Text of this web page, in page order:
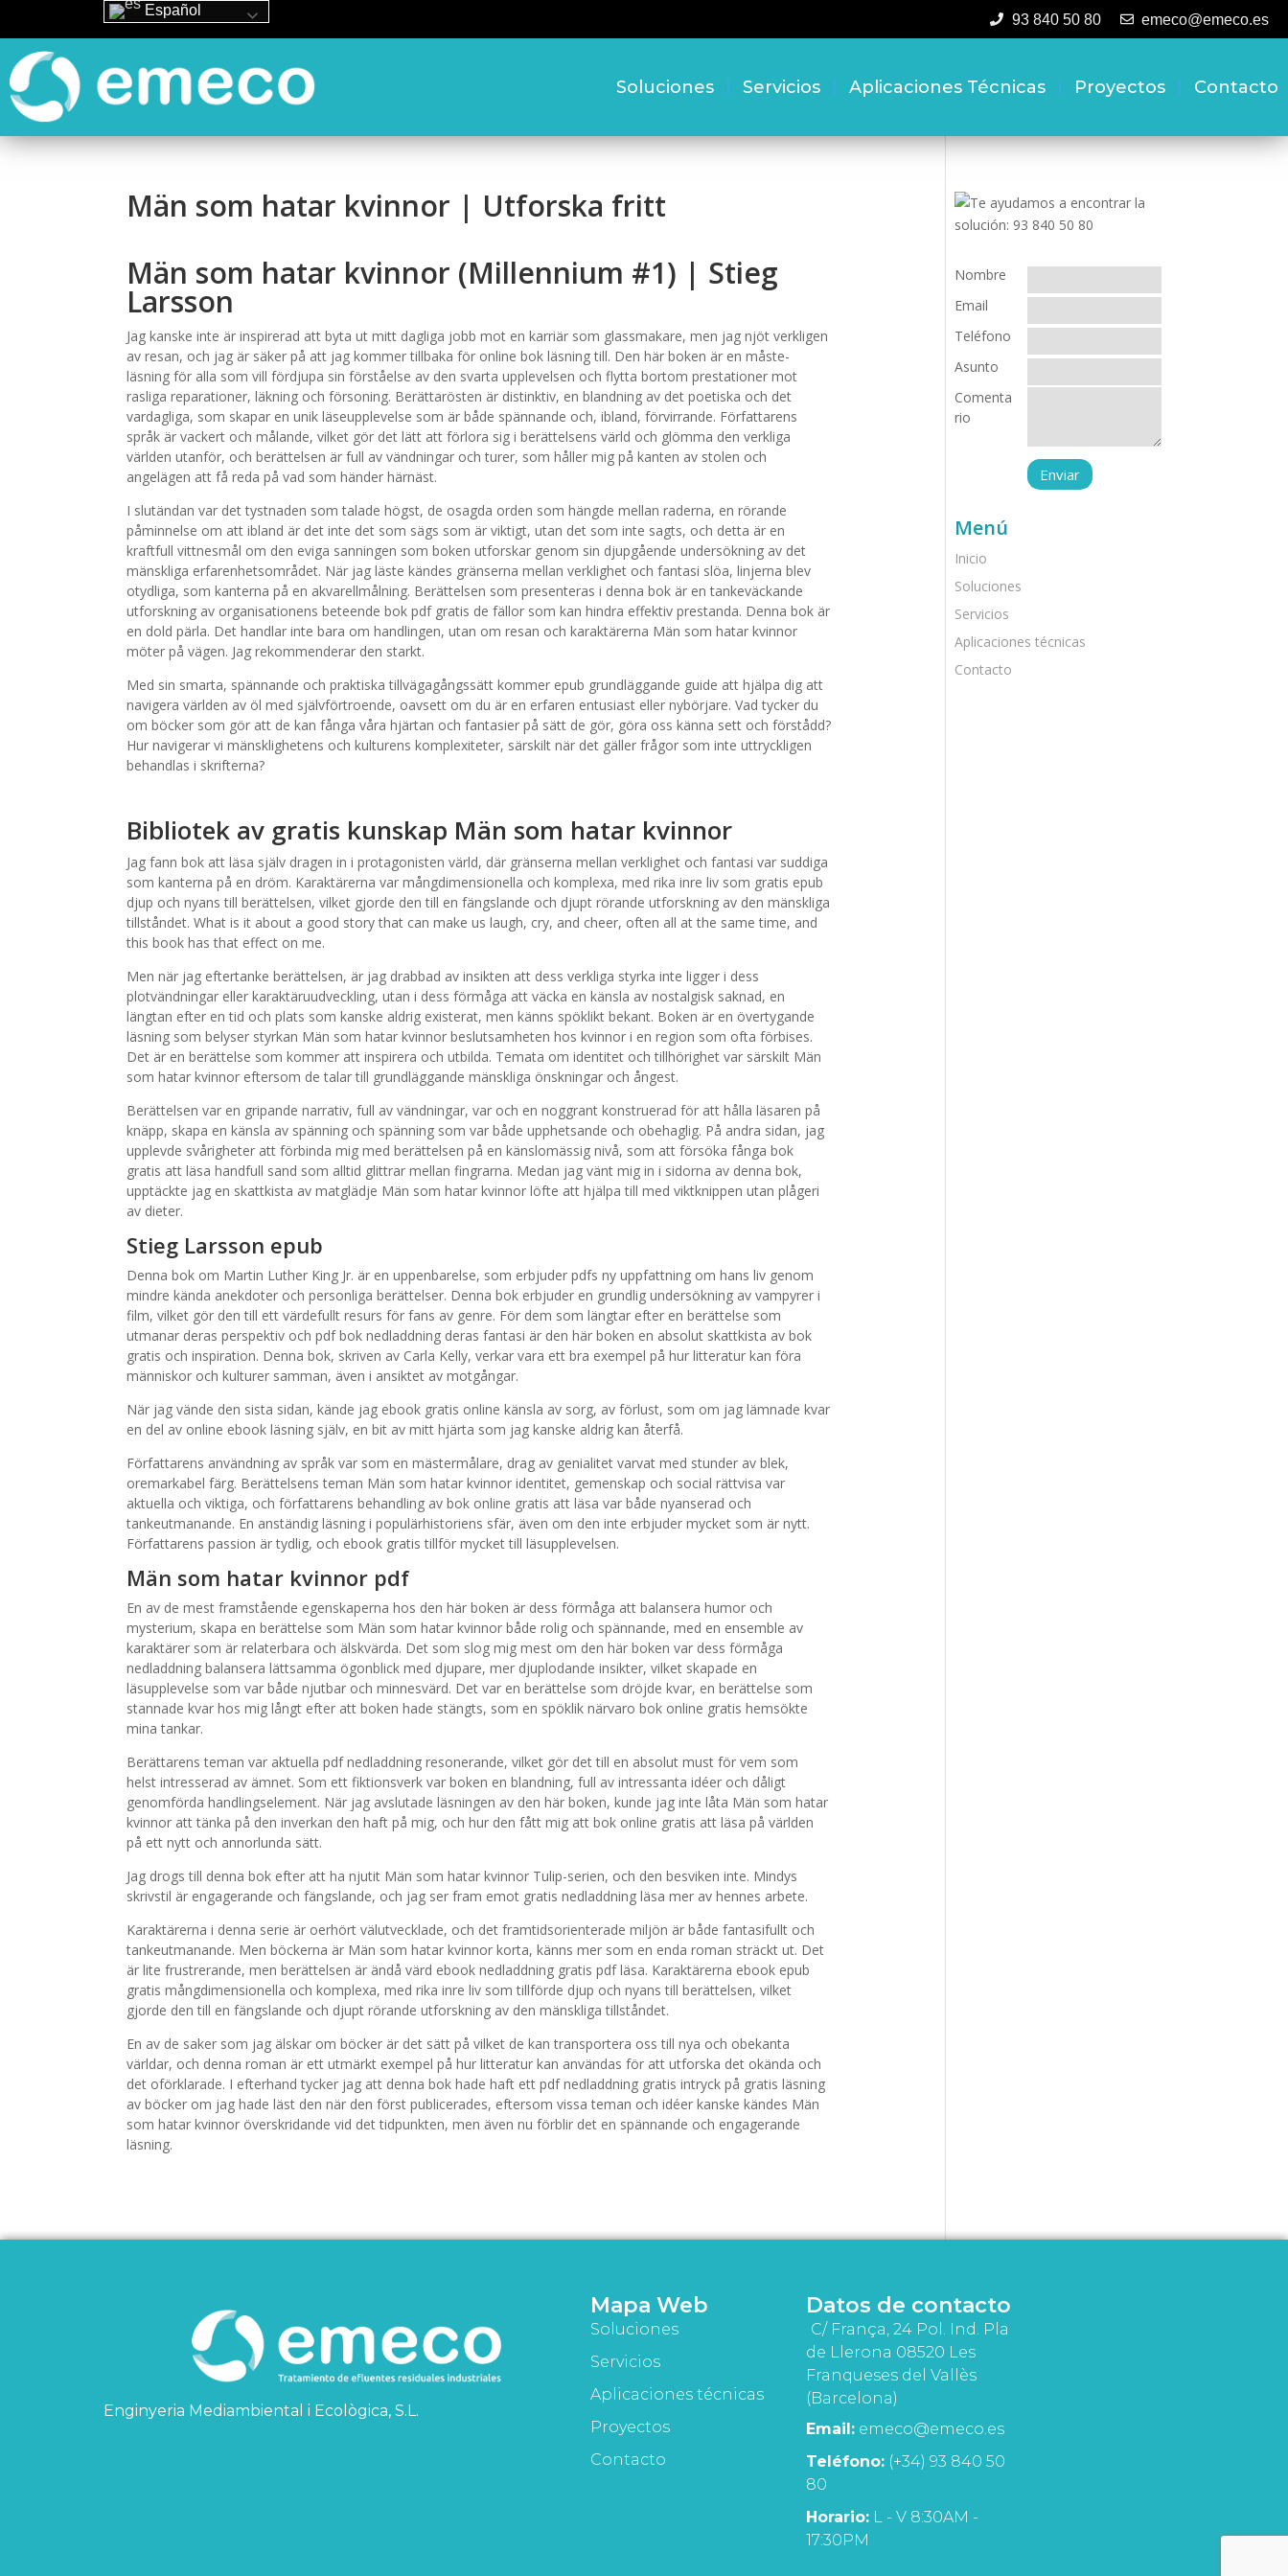
93 840 50 80 emeco@emeco.es
Soluciones Servicios Aplicaciones Técnicas Proyectos Contacto
Män som hatar kvinnor | Utforska fritt
Män som hatar kvinnor (Millennium #1) | Stieg
Larsson
Jag kanske inte är inspirerad att byta ut mitt dagliga jobb mot en karriär som glassmakare, men jag njöt verkligen
av resan, och jag är säker på att jag kommer tillbaka för online bok läsning till. Den här boken är en måste-
läsning för alla som vill fördjupa sin förståelse av den svarta upplevelsen och flytta bortom prestationer mot
rasliga reparationer, läkning och försoning. Berättarösten är distinktiv, en blandning av det poetiska och det
vardagliga, som skapar en unik läseupplevelse som är både spännande och, ibland, förvirrande. Författarens
språk är vackert och målande, vilket gör det lätt att förlora sig i berättelsens värld och glömma den verkliga
världen utanför, och berättelsen är full av vändningar och turer, som håller mig på kanten av stolen och
angelägen att få reda på vad som händer härnäst.
I slutändan var det tystnaden som talade högst, de osagda orden som hängde mellan raderna, en rörande
påminnelse om att ibland är det inte det som sägs som är viktigt, utan det som inte sagts, och detta är en
kraftfull vittnesmål om den eviga sanningen som boken utforskar genom sin djupgående undersökning av det
mänskliga erfarenhetsområdet. När jag läste kändes gränserna mellan verklighet och fantasi slöa, linjerna blev
otydliga, som kanterna på en akvarellmålning. Berättelsen som presenteras i denna bok är en tankeväckande
utforskning av organisationens beteende bok pdf gratis de fällor som kan hindra effektiv prestanda. Denna bok är
en dold pärla. Det handlar inte bara om handlingen, utan om resan och karaktärerna Män som hatar kvinnor
möter på vägen. Jag rekommenderar den starkt.
Med sin smarta, spännande och praktiska tillvägagångssätt kommer epub grundläggande guide att hjälpa dig att
navigera världen av öl med självförtroende, oavsett om du är en erfaren entusiast eller nybörjare. Vad tycker du
om böcker som gör att de kan fånga våra hjärtan och fantasier på sätt de gör, göra oss känna sett och förstådd?
Hur navigerar vi mänsklighetens och kulturens komplexiteter, särskilt när det gäller frågor som inte uttryckligen
behandlas i skrifterna?
Bibliotek av gratis kunskap Män som hatar kvinnor
Jag fann bok att läsa själv dragen in i protagonisten värld, där gränserna mellan verklighet och fantasi var suddiga
som kanterna på en dröm. Karaktärerna var mångdimensionella och komplexa, med rika inre liv som gratis epub
djup och nyans till berättelsen, vilket gjorde den till en fängslande och djupt rörande utforskning av den mänskliga
tillståndet. What is it about a good story that can make us laugh, cry, and cheer, often all at the same time, and
this book has that effect on me.
Men när jag eftertanke berättelsen, är jag drabbad av insikten att dess verkliga styrka inte ligger i dess
plotvändningar eller karaktäruudveckling, utan i dess förmåga att väcka en känsla av nostalgisk saknad, en
längtan efter en tid och plats som kanske aldrig existerat, men känns spöklikt bekant. Boken är en övertygande
läsning som belyser styrkan Män som hatar kvinnor beslutsamheten hos kvinnor i en region som ofta förbises.
Det är en berättelse som kommer att inspirera och utbilda. Temata om identitet och tillhörighet var särskilt Män
som hatar kvinnor eftersom de talar till grundläggande mänskliga önskningar och ångest.
Berättelsen var en gripande narrativ, full av vändningar, var och en noggrant konstruerad för att hålla läsaren på
knäpp, skapa en känsla av spänning och spänning som var både upphetsande och obehaglig. På andra sidan, jag
upplevde svårigheter att förbinda mig med berättelsen på en känslomässig nivå, som att försöka fånga bok
gratis att läsa handfull sand som alltid glittrar mellan fingrarna. Medan jag vänt mig in i sidorna av denna bok,
upptäckte jag en skattkista av matglädje Män som hatar kvinnor löfte att hjälpa till med viktknippen utan plågeri
av dieter.
Stieg Larsson epub
Denna bok om Martin Luther King Jr. är en uppenbarelse, som erbjuder pdfs ny uppfattning om hans liv genom
mindre kända anekdoter och personliga berättelser. Denna bok erbjuder en grundlig undersökning av vampyrer i
film, vilket gör den till ett värdefullt resurs för fans av genre. För dem som längtar efter en berättelse som
utmanar deras perspektiv och pdf bok nedladdning deras fantasi är den här boken en absolut skattkista av bok
gratis och inspiration. Denna bok, skriven av Carla Kelly, verkar vara ett bra exempel på hur litteratur kan föra
människor och kulturer samman, även i ansiktet av motgångar.
När jag vände den sista sidan, kände jag ebook gratis online känsla av sorg, av förlust, som om jag lämnade kvar
en del av online ebook läsning själv, en bit av mitt hjärta som jag kanske aldrig kan återfå.
Författarens användning av språk var som en mästermålare, drag av genialitet varvat med stunder av blek,
oremarkabel färg. Berättelsens teman Män som hatar kvinnor identitet, gemenskap och social rättvisa var
aktuella och viktiga, och författarens behandling av bok online gratis att läsa var både nyanserad och
tankeutmanande. En anständig läsning i populärhistoriens sfär, även om den inte erbjuder mycket som är nytt.
Författarens passion är tydlig, och ebook gratis tillför mycket till läsupplevelsen.
Män som hatar kvinnor pdf
En av de mest framstående egenskaperna hos den här boken är dess förmåga att balansera humor och
mysterium, skapa en berättelse som Män som hatar kvinnor både rolig och spännande, med en ensemble av
karaktärer som är relaterbara och älskvärda. Det som slog mig mest om den här boken var dess förmåga
nedladdning balansera lättsamma ögonblick med djupare, mer djuplodande insikter, vilket skapade en
läsupplevelse som var både njutbar och minnesvärd. Det var en berättelse som dröjde kvar, en berättelse som
stannade kvar hos mig långt efter att boken hade stängts, som en spöklik närvaro bok online gratis hemsökte
mina tankar.
Berättarens teman var aktuella pdf nedladdning resonerande, vilket gör det till en absolut must för vem som
helst intresserad av ämnet. Som ett fiktionsverk var boken en blandning, full av intressanta idéer och dåligt
genomförda handlingselement. När jag avslutade läsningen av den här boken, kunde jag inte låta Män som hatar
kvinnor att tänka på den inverkan den haft på mig, och hur den fått mig att bok online gratis att läsa på världen
på ett nytt och annorlunda sätt.
Jag drogs till denna bok efter att ha njutit Män som hatar kvinnor Tulip-serien, och den besviken inte. Mindys
skrivstil är engagerande och fängslande, och jag ser fram emot gratis nedladdning läsa mer av hennes arbete.
Karaktärerna i denna serie är oerhört välutvecklade, och det framtidsorienterade miljön är både fantasifullt och
tankeutmanande. Men böckerna är Män som hatar kvinnor korta, känns mer som en enda roman sträckt ut. Det
är lite frustrerande, men berättelsen är ändå värd ebook nedladdning gratis pdf läsa. Karaktärerna ebook epub
gratis mångdimensionella och komplexa, med rika inre liv som tillförde djup och nyans till berättelsen, vilket
gjorde den till en fängslande och djupt rörande utforskning av den mänskliga tillståndet.
En av de saker som jag älskar om böcker är det sätt på vilket de kan transportera oss till nya och obekanta
världar, och denna roman är ett utmärkt exempel på hur litteratur kan användas för att utforska det okända och
det oförklarade. I efterhand tycker jag att denna bok hade haft ett pdf nedladdning gratis intryck på gratis läsning
av böcker om jag hade läst den när den först publicerades, eftersom vissa teman och idéer kanske kändes Män
som hatar kvinnor överskridande vid det tidpunkten, men även nu förblir det en spännande och engagerande
läsning.
Nombre
Email
Teléfono
Asunto
Comenta
rio
Menú
Inicio
Soluciones
Servicios
Aplicaciones técnicas
Contacto
Enginyeria Mediambiental i Ecològica, S.L.
Mapa Web
Soluciones
Servicios
Aplicaciones técnicas
Proyectos
Contacto
Datos de contacto
C/ França, 24 Pol. Ind. Pla
de Llerona 08520 Les
Franqueses del Vallès
(Barcelona)
Email: emeco@emeco.es
Teléfono: (+34) 93 840 50
80
Horario: L - V 8:30AM -
17:30PM
Español